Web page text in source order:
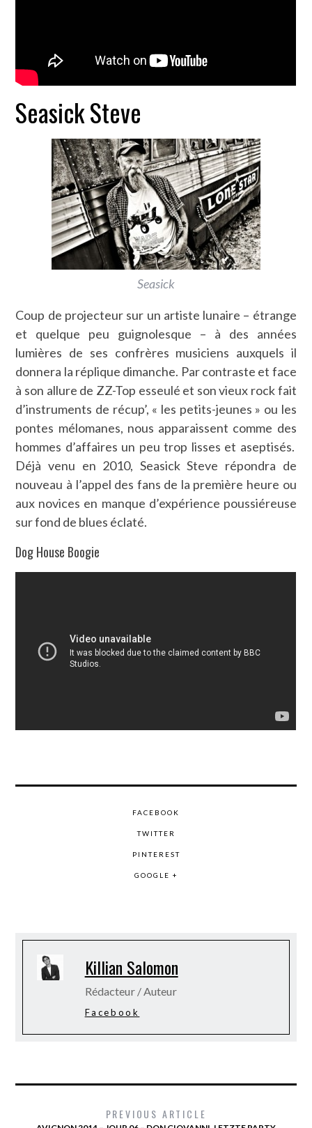
Seasick Steve
Seasick
Coup de projecteur sur un artiste lunaire – étrange
et quelque peu guignolesque – à des années
lumières de ses confrères musiciens auxquels il
donnera la réplique dimanche. Par contraste et face
à son allure de ZZ-Top esseulé et son vieux rock fait
d’instruments de récup’, « les petits-jeunes » ou les
pontes mélomanes, nous apparaissent comme des
hommes d’affaires un peu trop lisses et aseptisés.
Déjà venu en 2010, Seasick Steve répondra de
nouveau à l’appel des fans de la première heure ou
aux novices en manque d’expérience poussiéreuse
sur fond de blues éclaté.
Dog House Boogie
FACEBOOK
TWITTER
PINTEREST
GOOGLE +
Killian Salomon
Rédacteur / Auteur
Facebook
PREVIOUS ARTICLE